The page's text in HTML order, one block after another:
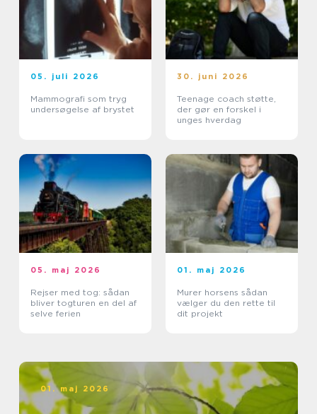
05. juli 2026
Mammografi som tryg
undersøgelse af brystet
30. juni 2026
Teenage coach støtte,
der gør en forskel i
unges hverdag
05. maj 2026
Rejser med tog: sådan
bliver togturen en del af
selve ferien
01. maj 2026
Murer horsens sådan
vælger du den rette til
dit projekt
01. maj 2026